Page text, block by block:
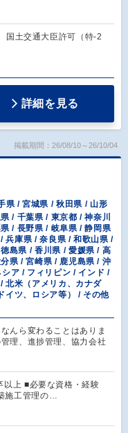
国土交通大臣許可（特-2
詳細を見る
掲載期間：26/08/10～26/10/04
県 / 宮城県 / 秋田県 / 山形
/ 千葉県 / 東京都 / 神奈川
/ 長野県 / 岐阜県 / 静岡県
兵庫県 / 奈良県 / 和歌山県 /
島県 / 香川県 / 愛媛県 / 高
県 / 宮崎県 / 鹿児島県 / 沖
ア / フィリピン / インド /
北米（アメリカ、カナダ
イツ、ロシア等） / その他
んら変わることはありま
理、進捗管理、協力会社
以上 ■必要な資格・経験
施工管理の…